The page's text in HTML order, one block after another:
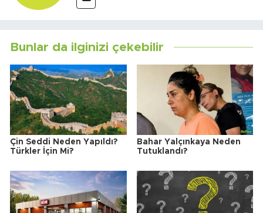
Bunlar da ilginizi çekebilir
Çin Seddi Neden Yapıldı?
Türkler İçin Mi?
Bahar Yalçınkaya Neden
Tutuklandı?